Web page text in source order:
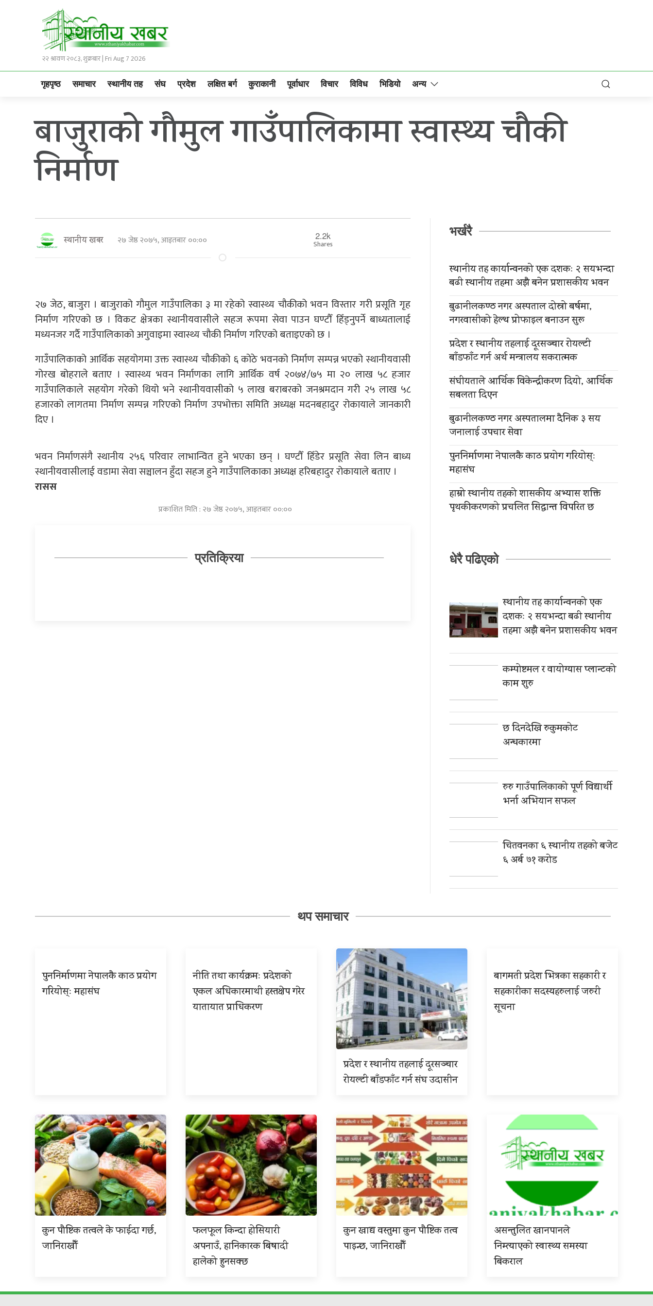
२२ श्रावण २०८३, शुक्रबार | Fri Aug 7 2026
गृहपृष्ठ समाचार स्थानीय तह संघ प्रदेश लक्षित बर्ग कुराकानी पूर्वाधार विचार विविध भिडियो अन्य
बाजुराको गौमुल गाउँपालिकामा स्वास्थ्य चौकी
निर्माण
स्थानीय खबर २७ जेष्ठ २०७५, आइतबार ००:०० 2.2k
Shares
२७ जेठ, बाजुरा । बाजुराको गौमुल गाउँपालिका ३ मा रहेको स्वास्थ्य चौकीको भवन विस्तार गरी प्रसूति गृह
निर्माण गरिएको छ । विकट क्षेत्रका स्थानीयवासीले सहज रूपमा सेवा पाउन घण्टौँ हिँड्नुपर्ने बाध्यतालाई
मध्यनजर गर्दै गाउँपालिकाको अगुवाइमा स्वास्थ्य चौकी निर्माण गरिएको बताइएको छ ।
गाउँपालिकाको आर्थिक सहयोगमा उक्त स्वास्थ्य चौकीको ६ कोठे भवनको निर्माण सम्पन्न भएको स्थानीयवासी
गोरख बोहराले बताए । स्वास्थ्य भवन निर्माणका लागि आर्थिक वर्ष २०७४/७५ मा २० लाख ५८ हजार
गाउँपालिकाले सहयोग गरेको थियो भने स्थानीयवासीको ५ लाख बराबरको जनश्रमदान गरी २५ लाख ५८
हजारको लागतमा निर्माण सम्पन्न गरिएको निर्माण उपभोक्ता समिति अध्यक्ष मदनबहादुर रोकायाले जानकारी
दिए ।
भवन निर्माणसंगै स्थानीय २५६ परिवार लाभान्वित हुने भएका छन् । घण्टौँ हिँडेर प्रसूति सेवा लिन बाध्य
स्थानीयवासीलाई वडामा सेवा सञ्चालन हुँदा सहज हुने गाउँपालिकाका अध्यक्ष हरिबहादुर रोकायाले बताए ।
रासस
प्रकाशित मिति : २७ जेष्ठ २०७५, आइतबार ००:००
प्रतिक्रिया
भर्खरै
स्थानीय तह कार्यान्वनको एक दशकः २ सयभन्दा
बढी स्थानीय तहमा अझै बनेन प्रशासकीय भवन
बुढानीलकण्ठ नगर अस्पताल दोस्रो बर्षमा,
नगरवासीको हेल्थ प्रोफाइल बनाउन सुरू
प्रदेश र स्थानीय तहलाई दूरसञ्चार रोयल्टी
बाँडफाँट गर्न अर्थ मन्त्रालय सकरात्मक
संघीयताले आर्थिक विकेन्द्रीकरण दियो, आर्थिक
सबलता दिएन
बुढानीलकण्ठ नगर अस्पतालमा दैनिक ३ सय
जनालाई उपचार सेवा
पुननिर्माणमा नेपालकै काठ प्रयोग गरियोस्ः
महासंघ
हाम्रो स्थानीय तहको शासकीय अभ्यास शक्ति
पृथकीकरणको प्रचलित सिद्धान्त विपरित छ
धेरै पढिएको
स्थानीय तह कार्यान्वनको एक
दशकः २ सयभन्दा बढी स्थानीय
तहमा अझै बनेन प्रशासकीय भवन
कम्पोष्टमल र वायोग्यास प्लान्टको
काम शुरु
छ दिनदेखि रुकुमकोट
अन्धकारमा
रुरु गाउँपालिकाको पूर्ण विद्यार्थी
भर्ना अभियान सफल
चितवनका ६ स्थानीय तहको बजेट
६ अर्ब ७१ करोड
थप समाचार
पुननिर्माणमा नेपालकै काठ प्रयोग
गरियोस्ः महासंघ
नीति तथा कार्यक्रमः प्रदेशको
एकल अधिकारमाथी हस्तक्षेप गरेर
यातायात प्राधिकरण
प्रदेश र स्थानीय तहलाई दूरसञ्चार
रोयल्टी बाँडफाँट गर्न संघ उदासीन
बागमती प्रदेश भित्रका सहकारी र
सहकारीका सदस्यहरुलाई जरुरी
सूचना
कुन पौष्टिक तत्वले के फाईदा गर्छ,
जानिराखौँ
फलफूल किन्दा होसियारी
अपनाउँ, हानिकारक बिषादी
हालेको हुनसक्छ
कुन खाद्य वस्तुमा कुन पौष्टिक तत्व
पाइन्छ, जानिराखौँ
असन्तुलित खानपानले
निम्त्याएको स्वास्थ्य समस्या
बिकराल